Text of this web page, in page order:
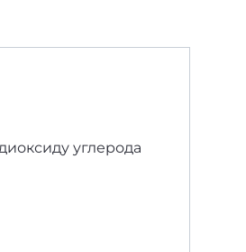
углерода